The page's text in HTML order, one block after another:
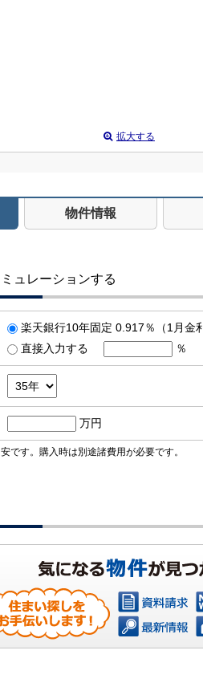
拡大する
物件情報
ュレーションする
楽天銀行10年固定 0.917％（1月金利
直接入力する
％
万円
です。購入時は別途諸費用が必要です。